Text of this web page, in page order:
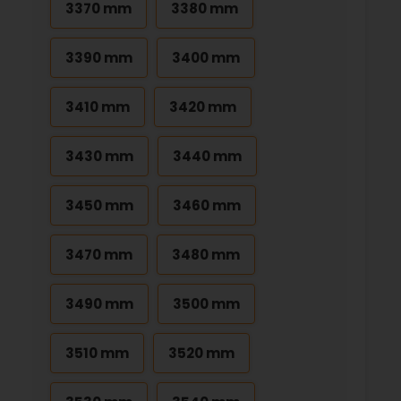
3370 mm 3380 mm
3390 mm 3400 mm
3410 mm 3420 mm
3430 mm 3440 mm
3450 mm 3460 mm
3470 mm 3480 mm
3490 mm 3500 mm
3510 mm 3520 mm